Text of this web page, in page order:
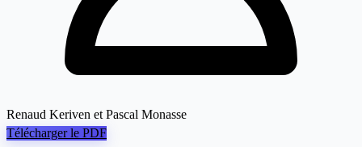
Renaud Keriven et Pascal Monasse
Télécharger le PDF